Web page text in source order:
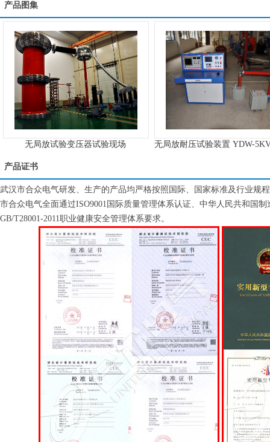
产品图集
无局放试验变压器试验现场 无局放耐压试验装置 YDW-
产品证书
武汉市合众电气研发、生产的产品均严格按照国际、国家标准及行业规
市合众电气全面通过ISO9001国际质量管理体系认证、中华人民共和国
GB/T28001-2011职业健康安全管理体系要求。